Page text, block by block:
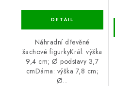
Náhradní dřevěné
šachové figurkyKrál: výška
9,4 cm; Ø podstavy 3,7
cmDáma: výška 7,8 cm;
Ø...